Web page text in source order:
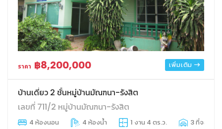
ราคา ฿8,200,000 เพิ่มเติม
บ้านเดี่ยว 2 ชั้นหมู่บ้านมัณฑนา-รังสิต
เลขที่ 711/2 หมู่บ้านมัณฑนา-รังสิต
4 ห้องนอน 4 ห้องน้ำ 1 งาน 4 ตร.ว. 3 ที่จอดรถ